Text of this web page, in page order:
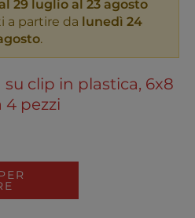
29 luglio al 23 agosto
a partire da lunedì 24
.
clip in plastica, 6x8
4 pezzi